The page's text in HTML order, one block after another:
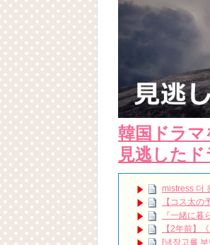
韓国ドラマ
見逃した
mistress 더
【コス太
『一緒に
【2年前】
[냉장고를